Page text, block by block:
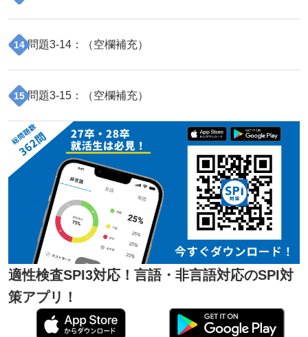
14 問題3-14 ：（空欄補充）
15 問題3-15 ：（空欄補充）
適性検査SPI3対応！言語・非言語対応のSPI対
策アプリ！